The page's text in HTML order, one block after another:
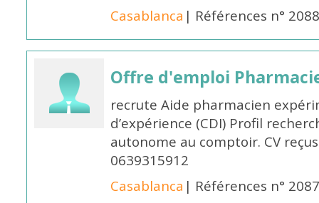
Casablanca | Références n°
Offre d'emploi
recrute Aide pharmacien
d’expérience (CDI) Profil
autonome au comptoir. CV
0639315912
Casablanca | Références n°